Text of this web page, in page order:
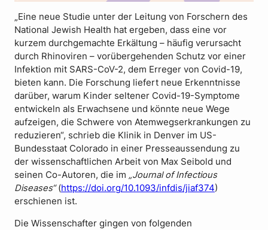
„Eine neue Studie unter der Leitung von Forschern des
National Jewish Health hat ergeben, dass eine vor
kurzem durchgemachte Erkältung – häufig verursacht
durch Rhinoviren – vorübergehenden Schutz vor einer
Infektion mit SARS-CoV-2, dem Erreger von Covid-19,
bieten kann. Die Forschung liefert neue Erkenntnisse
darüber, warum Kinder seltener Covid-19-Symptome
entwickeln als Erwachsene und könnte neue Wege
aufzeigen, die Schwere von Atemwegserkrankungen zu
reduzieren“, schrieb die Klinik in Denver im US-
Bundesstaat Colorado in einer Presseaussendung zu
der wissenschaftlichen Arbeit von Max Seibold und
seinen Co-Autoren, die im „Journal of Infectious
Diseases“(https://doi.org/10.1093/infdis/jiaf374)
erschienen ist.
Die Wissenschafter gingen von folgenden